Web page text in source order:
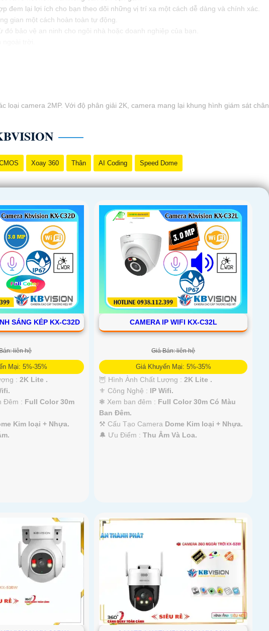
lại lợi ích cho bạn theo dõi những vị trí xa một cách dễ dàng và chính xác.
gian một cách hoàn toàn tự động.
bảo vệ an ninh cho ngôi nhà hoặc doanh nghiệp của bạn.
camera 2MP. Với độ phân giải 2K, camera mang lại khung hình giám sát chân
Xoay 360 Thân AI Coding Speed Dome
SÁNG KÉP KX-C32D
liên hệ
Mại: 5%-35%
: 2K Lite .
Đêm : Full Color 30m
Kim loại + Nhựa.
CAMERA IP WIFI KX-C32L
Giá Bán: liên hệ
Giá Khuyến Mại: 5%-35%
🦉 Hình Ành Chất Lượng :2K Lite .
⚜️ Công Nghệ : IP Wifi.
❃ Xem ban đêm : Full Color 30m Có Màu
Ban Ðêm.
⚒ Cấu Tạo Camera Dome Kim loại + Nhựa.
️🔔 Ưu Điểm :Thu Âm Và Loa.